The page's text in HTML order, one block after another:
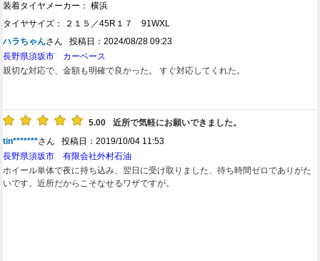
装着タイヤメーカー： 横浜
タイヤサイズ： ２１５／45R１７ 91WXL
ハラちゃんさん 投稿日：2024/08/28 09:23
長野県須坂市 カーベース
親切な対応で、金額も明確で良かった。 すぐ対応してくれた。
5.00
近所で気軽にお願いできました。
tin*******さん 投稿日：2019/10/04 11:53
長野県須坂市 有限会社外村石油
ホイール単体で夜に持ち込み、翌日に受け取りました、待ち時間ゼロでありがた
いです。近所だからこそなせるワザですが。